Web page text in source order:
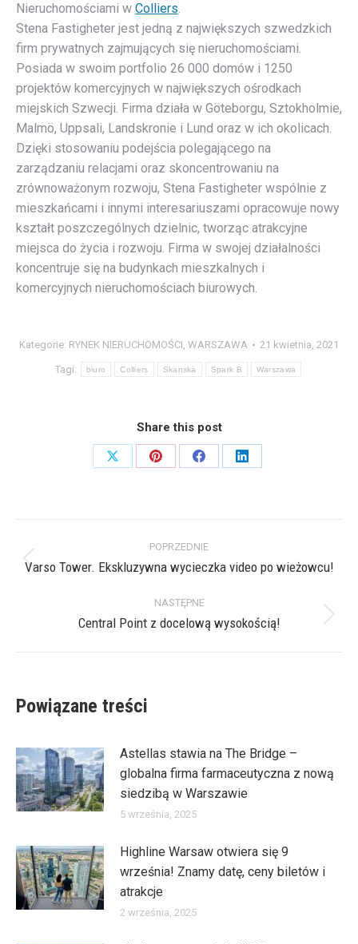
Nieruchomościami w Colliers.
Stena Fastigheter jest jedną z największych szwedzkich
firm prywatnych zajmujących się nieruchomościami.
Posiada w swoim portfolio 26 000 domów i 1250
projektów komercyjnych w największych ośrodkach
miejskich Szwecji. Firma działa w Göteborgu, Sztokholmie,
Malmö, Uppsali, Landskronie i Lund oraz w ich okolicach.
Dzięki stosowaniu podejścia polegającego na
zarządzaniu relacjami oraz skoncentrowaniu na
zrównoważonym rozwoju, Stena Fastigheter wspólnie z
mieszkańcami i innymi interesariuszami opracowuje nowy
kształt poszczególnych dzielnic, tworząc atrakcyjne
miejsca do życia i rozwoju. Firma w swojej działalności
koncentruje się na budynkach mieszkalnych i
komercyjnych nieruchomościach biurowych.
Kategorie: RYNEK NIERUCHOMOŚCI, WARSZAWA 21 kwietnia, 2021
Tagi: biuro Colliers Skanska Spark B Warszawa
Share this post
Share
Share
Share
Share
wpisów
POPRZEDNIE
Poprzedni
Varso Tower. Ekskluzywna wycieczka video po wieżowcu!
NASTĘPNE
Następny
Central Point z docelową wysokością!
Powiązane treści
Astellas stawia na The Bridge –
globalna firma farmaceutyczna z nową
siedzibą w Warszawie
5 września, 2025
Highline Warsaw otwiera się 9
września! Znamy datę, ceny biletów i
atrakcje
2 września, 2025